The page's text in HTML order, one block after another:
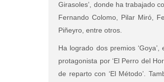
Girasoles’, donde ha trabajado
Fernando Colomo, Pilar Miró,
Piñeyro, entre otros.
Ha logrado dos premios
protagonista por ‘El Perro del
de reparto con ‘El Método’.